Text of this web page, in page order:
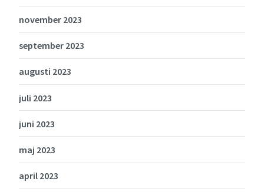
november 2023
september 2023
augusti 2023
juli 2023
juni 2023
maj 2023
april 2023